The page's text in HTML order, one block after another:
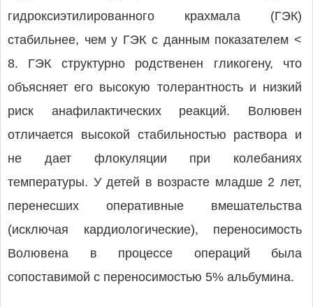
гидроксиэтилированного крахмала (ГЭК)
стабильнее, чем у ГЭК с данным показателем <
8. ГЭК структурно родственен гликогену, что
объясняет его высокую толерантность и низкий
риск анафилактических реакций. Волювен
отличается высокой стабильностью раствора и
не дает флокуляции при колебаниях
температуры. У детей в возрасте младше 2 лет,
перенесших оперативные вмешательства
(исключая кардиологические), переносимость
Волювена в процессе операций была
сопоставимой с переносимостью 5% альбумина.